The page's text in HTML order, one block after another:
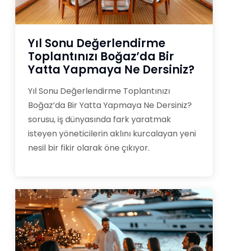
Yıl Sonu Değerlendirme
Toplantınızı Boğaz’da Bir
Yatta Yapmaya Ne Dersiniz?
Yıl Sonu Değerlendirme Toplantınızı
Boğaz’da Bir Yatta Yapmaya Ne Dersiniz?
sorusu, iş dünyasında fark yaratmak
isteyen yöneticilerin aklını kurcalayan yeni
nesil bir fikir olarak öne çıkıyor.